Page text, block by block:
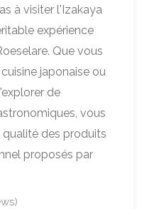
à visiter l'Izakaya
expérience
Que vous
japonaise ou
de
vous
des produits
proposés par